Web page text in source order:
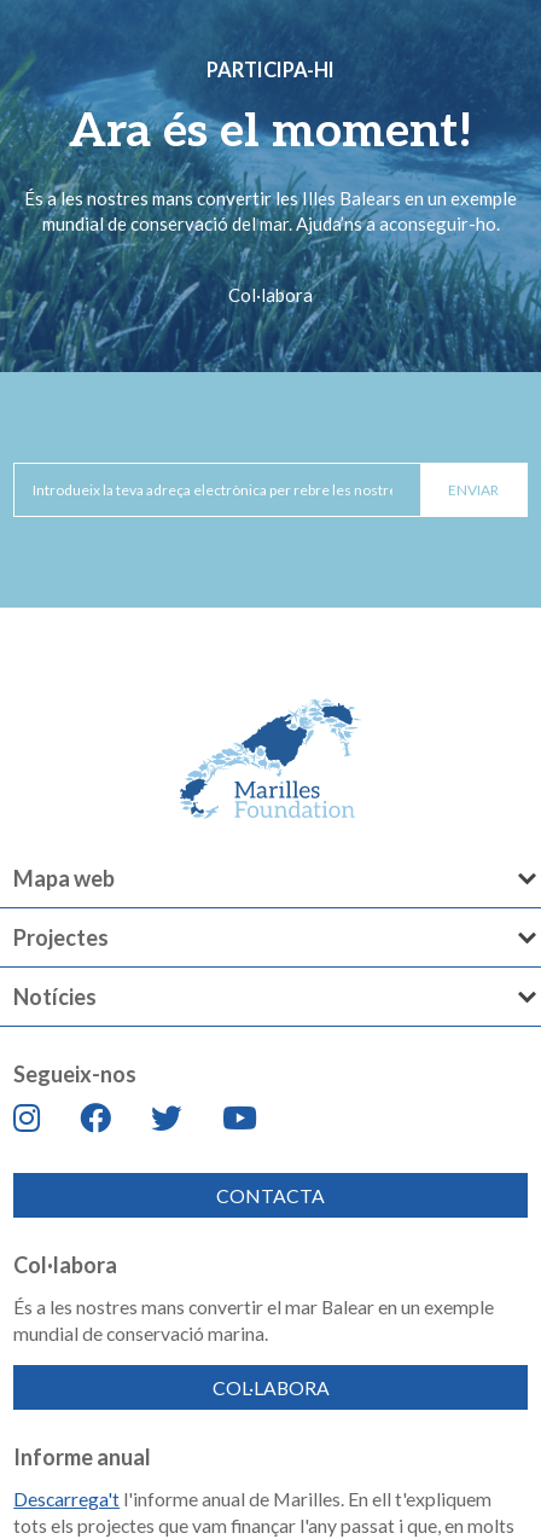
PARTICIPA-HI
Ara és el moment!
És a les nostres mans convertir les Illes Balears en un exemple
mundial de conservació del mar. Ajuda’ns a aconseguir-ho.
Col·labora
Mapa web
Projectes
Notícies
Segueix-nos
CONTACTA
Col·labora
És a les nostres mans convertir el mar Balear en un exemple
mundial de conservació marina.
COL·LABORA
Informe anual
Descarrega't l'informe anual de Marilles. En ell t'expliquem
tots els projectes que vam finançar l'any passat i que, en molts